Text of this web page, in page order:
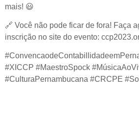
mais! 😃
🔗 Você não pode ficar de fora! Faça
inscrição no site do evento:
#XICCP #MaestroSpock
#CulturaPernambucana #CRCPE